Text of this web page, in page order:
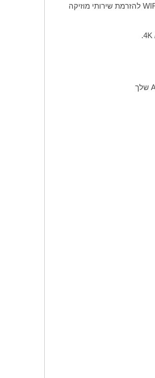
להזרמת שירותי מוזיקה
K
4.
שלך